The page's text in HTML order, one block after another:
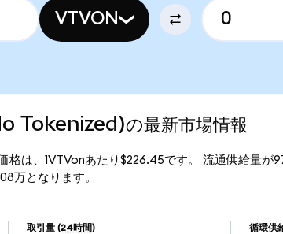
VTVON
の最新市場情報
は、1VTVonあたり$226.45です。 流通供給量が
万となります。
取引量 (24時間) 循環供